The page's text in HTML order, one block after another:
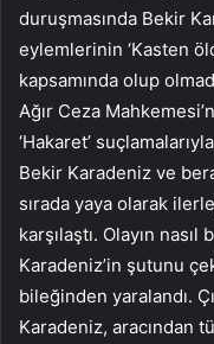
duruşmasında Bekir
eylemlerinin ‘Kasten
kapsamında olup
Ağır Ceza
‘Hakaret’
Bekir Karadeniz ve
sırada yaya olarak
karşılaştı. Olayın
Karadeniz’in şutunu
bileğinden yaralandı.
Karadeniz, aracından